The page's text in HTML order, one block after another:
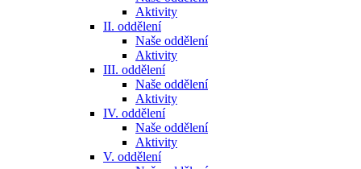
Aktivity
II. oddělení
Naše oddělení
Aktivity
III. oddělení
Naše oddělení
Aktivity
IV. oddělení
Naše oddělení
Aktivity
V. oddělení